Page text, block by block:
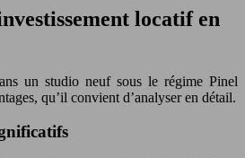
locatif en
un studio neuf sous le régime Pinel
qu’il convient d’analyser en détail.